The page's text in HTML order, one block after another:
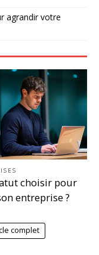
agrandir votre
choisir pour
entreprise ?
complet